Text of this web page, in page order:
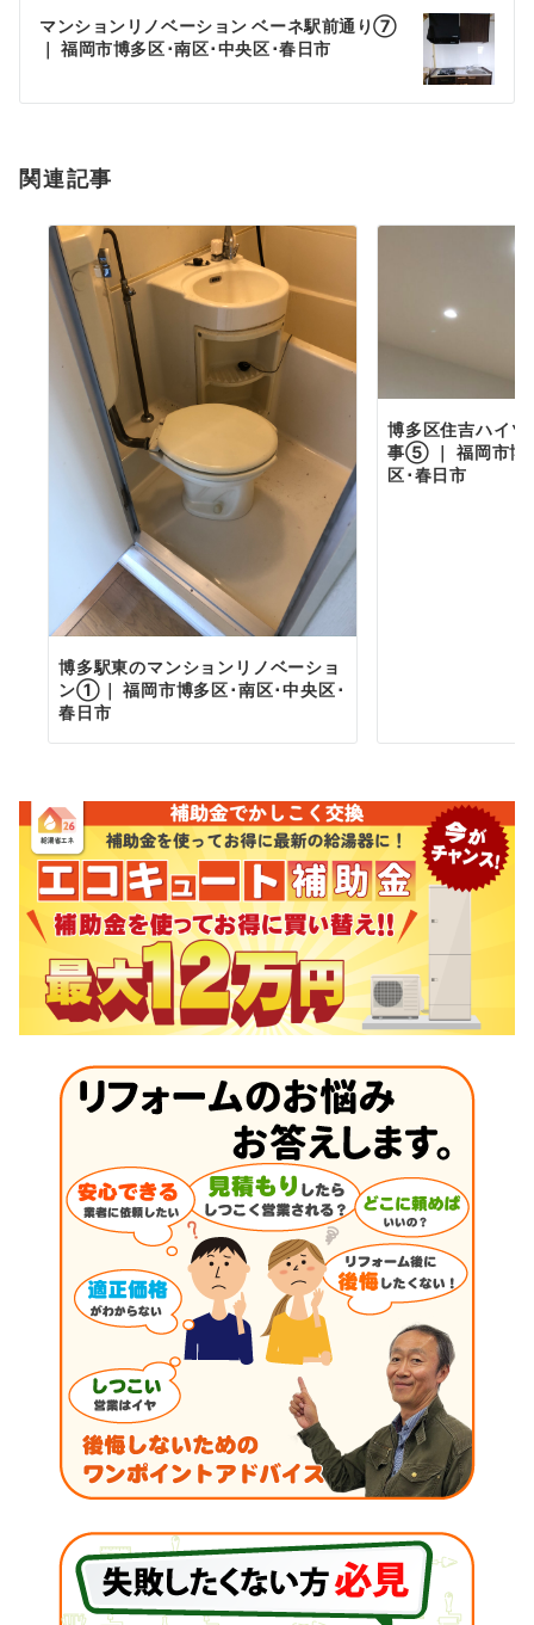
ゲ
シ
ン
マンションリノベーション ベーネ駅前通り⑦
｜ 福岡市博多区･南区･中央区･春日市
関連記事
博多駅東のマンションリノベーショ
ン①｜ 福岡市博多区･南区･中央区･
春日市
博多区住吉ハイ
事⑤ ｜ 福岡市博
区･春日市